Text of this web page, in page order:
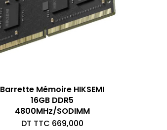
Barrette Mémoire HIKSEMI
16GB DDR5
4800MHz/SODIMM
DT TTC 669,000